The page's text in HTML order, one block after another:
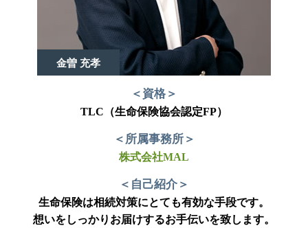
金曽 充孝
＜資格＞
TLC（生命保険協会認定FP）
＜所属事務所＞
株式会社MAL
＜自己紹介＞
生命保険は相続対策にとても有効な手段です。
想いをしっかりお届けするお手伝いを致します。